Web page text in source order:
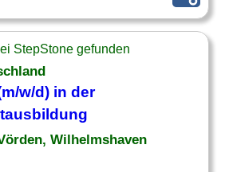
StepStone gefunden
w/d) in der
Wilhelmshaven